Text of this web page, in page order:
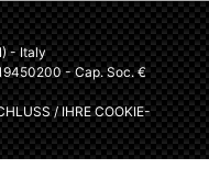
- Italy
- Cap. Soc. €
/IHRE COOKIE-